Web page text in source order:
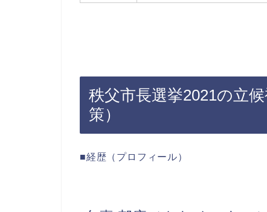
秩父市長選挙2021の立
策）
■経歴（プロフィール）